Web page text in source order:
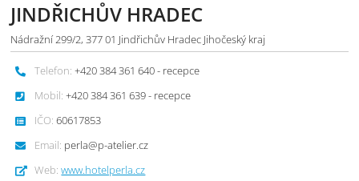
JINDŘICHŮV HRADEC
Nádražní 299/2, 377 01 Jindřichův Hradec Jihočeský kraj
Telefon: +420 384 361 640 - recepce
Mobil: +420 384 361 639 - recepce
IČO: 60617853
Email: perla@p-atelier.cz
Web: www.hotelperla.cz